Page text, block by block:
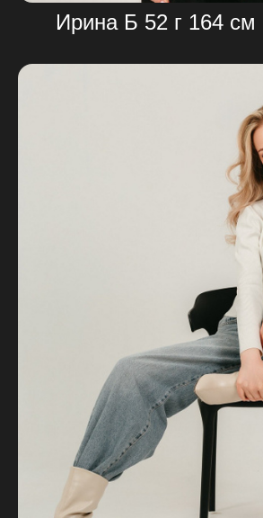
Ирина Б 52 г 164 см